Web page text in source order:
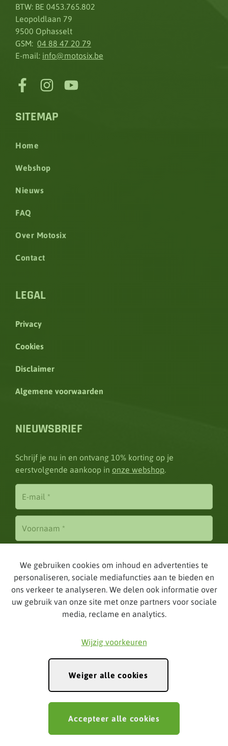
We gebruiken cookies om inhoud en advertenties te
personaliseren, sociale mediafuncties aan te bieden en
ons verkeer te analyseren. We delen ook informatie over
uw gebruik van onze site met onze partners voor sociale
media, reclame en analytics.
Wijzig voorkeuren
Weiger alle cookies
Accepteer alle cookies
BTW: BE 0453.765.802
Leopoldlaan 79
9500 Ophasselt
GSM: 04 88 47 20 79
E-mail: info@motosix.be
SITEMAP
Home
Webshop
Nieuws
FAQ
Over Motosix
Contact
LEGAL
Privacy
Cookies
Disclaimer
Algemene voorwaarden
NIEUWSBRIEF
Schrijf je nu in en ontvang 10% korting op je
eerstvolgende aankoop in onze webshop.
Inschrijven
Created by Udesite